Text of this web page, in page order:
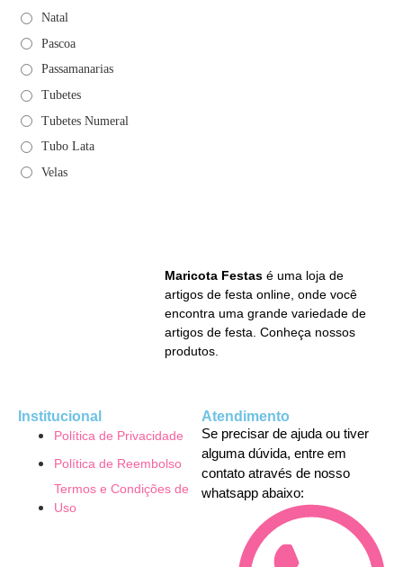
Natal
Pascoa
Passamanarias
Tubetes
Tubetes Numeral
Tubo Lata
Velas
Maricota Festas é uma loja de
artigos de festa online, onde você
encontra uma grande variedade de
artigos de festa. Conheça nossos
produtos.
Institucional
Política de Privacidade
Política de Reembolso
Termos e Condições de
Uso
Atendimento
Se precisar de ajuda ou tiver
alguma dúvida, entre em
contato através de nosso
whatsapp abaixo: